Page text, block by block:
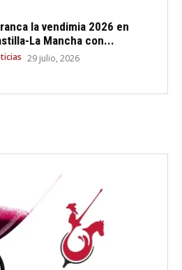
la vendimia 2026 en
La Mancha con...
29 julio, 2026